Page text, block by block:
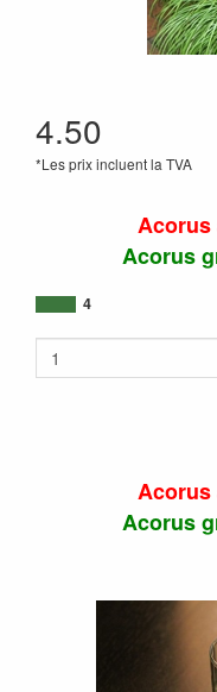
4.50
*Les prix incluent la TVA
Acorus
Acorus
4
Acorus
Acorus